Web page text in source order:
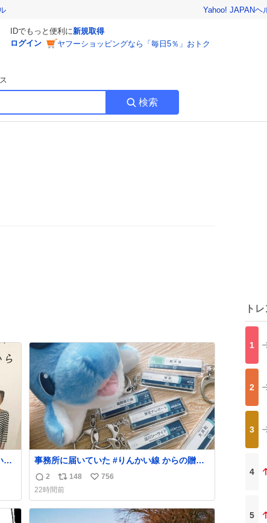
Yahoo! JAPANヘ
IDでもっと便利に新規取得
ログイン
ヤフーショッピングなら「毎日5％」おトク
検索
事務所に届いていた #りんかい線 からの贈り
物…！🐬🚃 ほたるとおそろいで買った天王洲
アイルキーホルダー、今も稽古カバンに着け
ていますが Xのポストを見つけて、届けてく
ださいました。 大井町も学生の頃通っていた
のでとっても嬉しいな。 東雲れにさん、りん
返
信
数
2
リ
ポ
ス
148
い
ね
756
22時間前
ト
1
2
3
4
5